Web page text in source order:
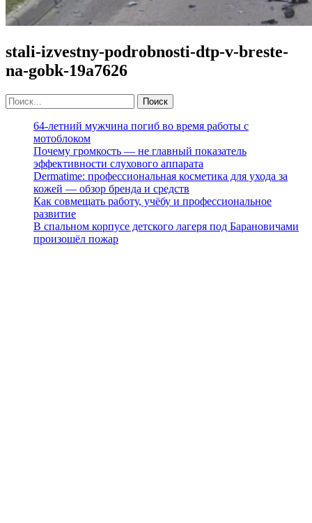
stali-izvestny-podrobnosti-dtp-v-breste-
na-gobk-19a7626
64-летний мужчина погиб во время работы с
мотоблоком
Почему громкость — не главный показатель
эффективности слухового аппарата
Dermatime: профессиональная косметика для ухода за
кожей — обзор бренда и средств
Как совмещать работу, учёбу и профессиональное
развитие
В спальном корпусе детского лагеря под Барановичами
произошёл пожар